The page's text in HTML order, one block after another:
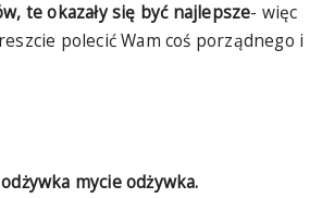
te okazały się być najlepsze- więc
polecić Wam coś porządnego i
mycie odżywka.